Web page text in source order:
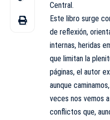
Central.
Este libro surge
de reflexión,
internas, heridas
que limitan la
páginas, el autor
aunque
veces nos vemos
conflictos que,